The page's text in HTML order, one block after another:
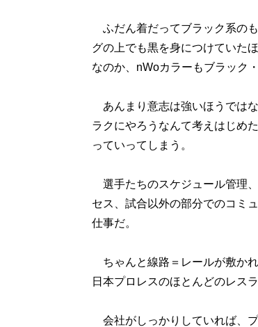
ふだん着だってブラック系の
グの上でも黒を身につけていた
なのか、nWoカラーもブラック
あんまり意志は強いほうでは
ラクにやろうなんて考えはじめ
っていってしまう。
選手たちのスケジュール管理
セス、試合以外の部分でのコミ
仕事だ。
ちゃんと線路＝レールが敷か
日本プロレスのほとんどのレス
会社がしっかりしていれば、